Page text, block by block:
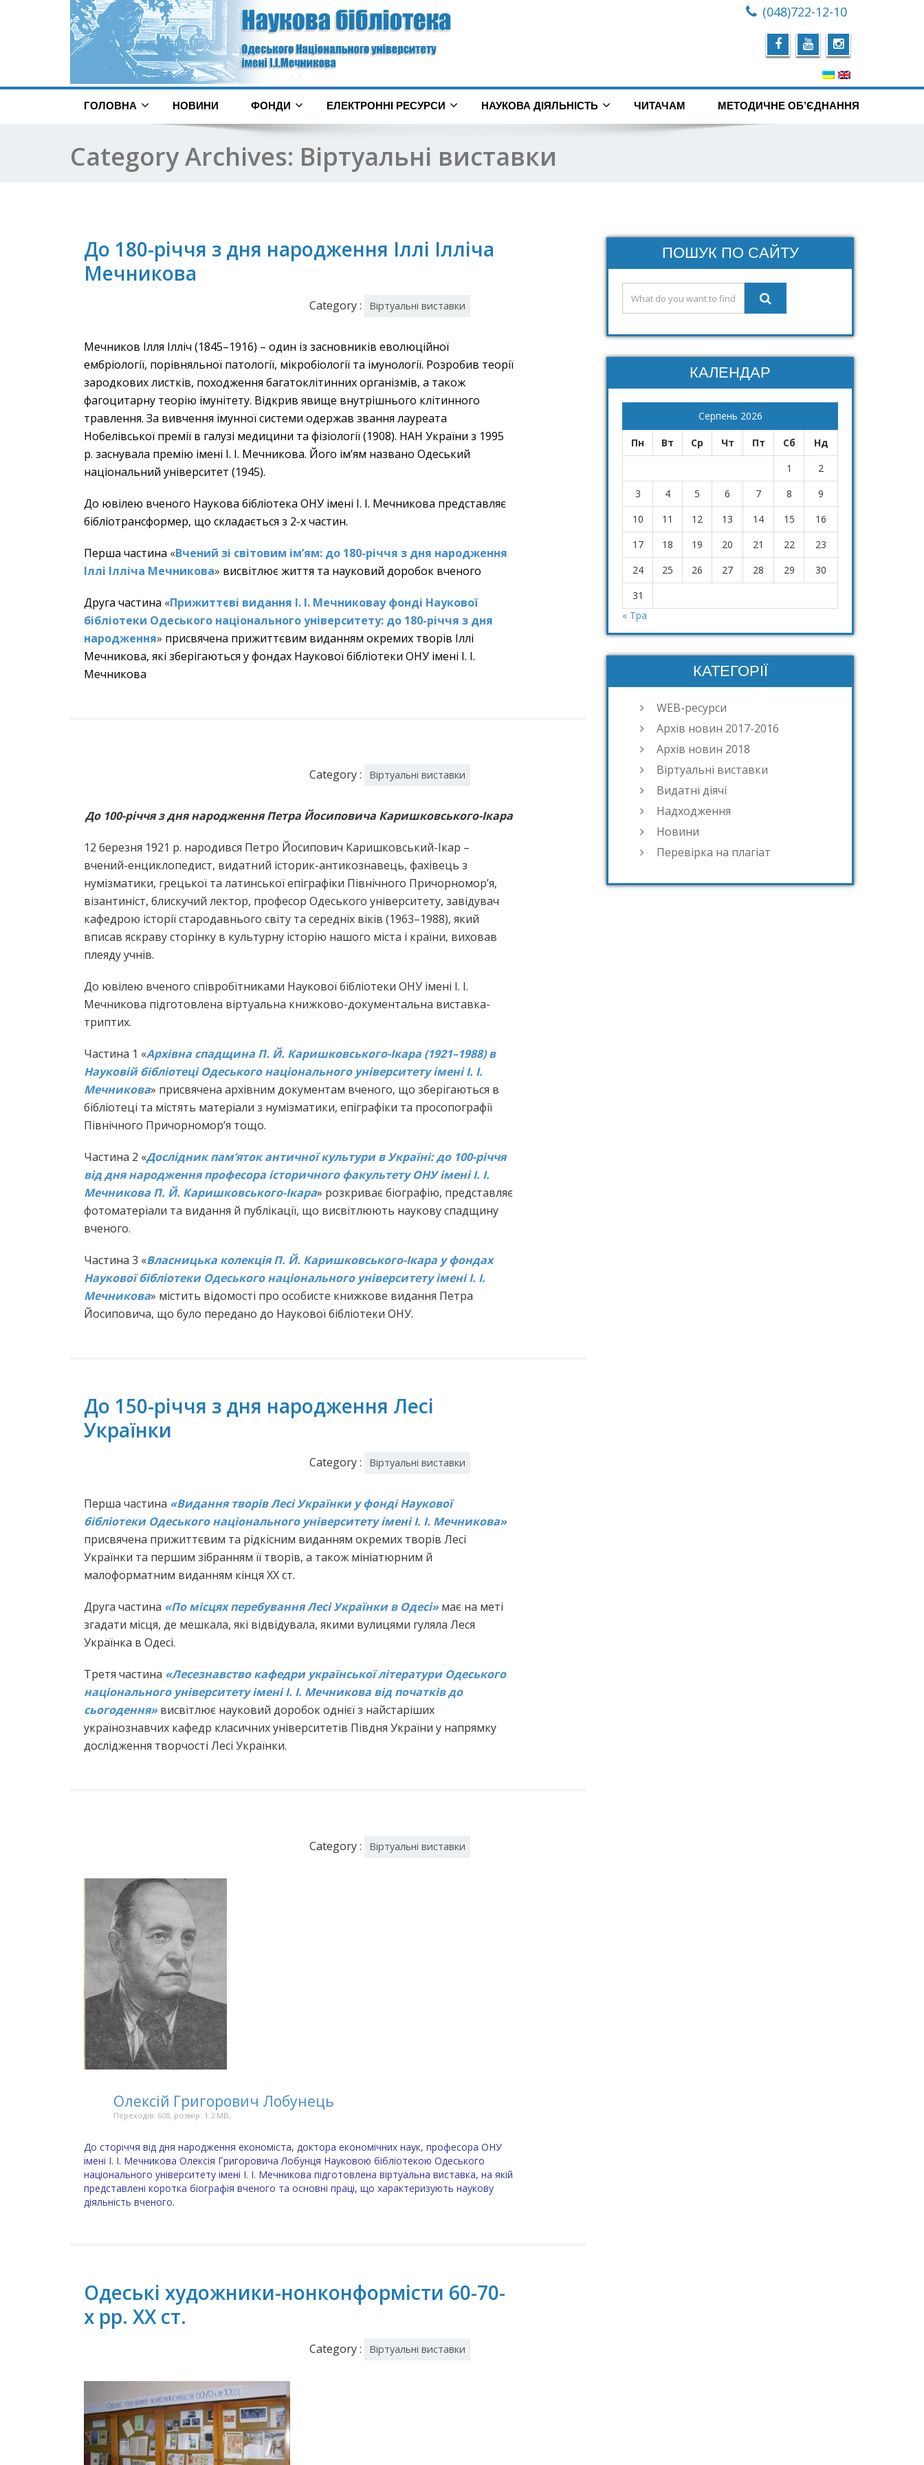
(048)722-12-10
ГОЛОВНА НОВИНИ ФОНДИ ЕЛЕКТРОННІ РЕСУРСИ НАУКОВА ДІЯЛЬНІСТЬ ЧИТАЧАМ МЕТОДИЧНЕ ОБ’ЄДНАННЯ
Category Archives: Віртуальні виставки
До 180-річчя з дня народження Іллі Ілліча
Мечникова
Category : Віртуальні виставки
Мечников Ілля Ілліч (1845–1916) – один із засновників еволюційної
ембріології, порівняльної патології, мікробіології та імунології. Розробив теорії
зародкових листків, походження багатоклітинних організмів, а також
фагоцитарну теорію імунітету. Відкрив явище внутрішнього клітинного
травлення. За вивчення імунної системи одержав звання лауреата
Нобелівської премії в галузі медицини та фізіології (1908). НАН України з 1995
р. заснувала премію імені І. І. Мечникова. Його ім’ям названо Одеський
національний університет (1945).
До ювілею вченого Наукова бібліотека ОНУ імені І. І. Мечникова представляє
бібліотрансформер, що складається з 2-х частин.
Перша частина «Вчений зі світовим ім’ям: до 180-річчя з дня народження
Іллі Ілліча Мечникова» висвітлює життя та науковий доробок вченого
Друга частина «Прижиттєві видання І. І. Мечниковау фонді Наукової
бібліотеки Одеського національного університету: до 180-річчя з дня
народження» присвячена прижиттєвим виданням окремих творів Іллі
Мечникова, які зберігаються у фондах Наукової бібліотеки ОНУ імені І. І.
Мечникова
Category : Віртуальні виставки
До 100-річчя з дня народження Петра Йосиповича Каришковського-Ікара
12 березня 1921 р. народився Петро Йосипович Каришковський-Ікар –
вчений-енциклопедист, видатний історик-антикознавець, фахівець з
нумізматики, грецької та латинської епіграфіки Північного Причорномор’я,
візантиніст, блискучий лектор, професор Одеського університету, завідувач
кафедрою історії стародавнього світу та середніх віків (1963–1988), який
вписав яскраву сторінку в культурну історію нашого міста і країни, виховав
плеяду учнів.
До ювілею вченого співробітниками Наукової бібліотеки ОНУ імені І. І.
Мечникова підготовлена віртуальна книжково-документальна виставка-
триптих.
Частина 1 «Архівна спадщина П. Й. Каришковського-Ікара (1921–1988) в
Науковій бібліотеці Одеського національного університету імені І. І.
Мечникова» присвячена архівним документам вченого, що зберігаються в
бібліотеці та містять матеріали з нумізматики, епіграфіки та просопографії
Північного Причорномор’я тощо.
Частина 2 «Дослідник пам’яток античної культури в Україні: до 100-річчя
від дня народження професора історичного факультету ОНУ імені І. І.
Мечникова П. Й. Каришковського-Ікара» розкриває біографію, представляє
фотоматеріали та видання й публікації, що висвітлюють наукову спадщину
вченого.
Частина 3 «Власницька колекція П. Й. Каришковського-Ікара у фондах
Наукової бібліотеки Одеського національного університету імені І. І.
Мечникова» містить відомості про особисте книжкове видання Петра
Йосиповича, що було передано до Наукової бібліотеки ОНУ.
До 150-річчя з дня народження Лесі
Українки
Category : Віртуальні виставки
Перша частина «Видання творів Лесі Українки у фонді Наукової
бібліотеки Одеського національного університету імені І. І. Мечникова»
присвячена прижиттєвим та рідкісним виданням окремих творів Лесі
Українки та першим зібранням її творів, а також мініатюрним й
малоформатним виданням кінця XX ст.
Друга частина «По місцях перебування Лесі Українки в Одесі»має на меті
згадати місця, де мешкала, які відвідувала, якими вулицями гуляла Леся
Українка в Одесі.
Третя частина «Лесезнавство кафедри української літератури Одеського
національного університету імені І. І. Мечникова від початків до
сьогодення»висвітлює науковий доробок однієї з найстаріших
українознавчих кафедр класичних університетів Півдня України у напрямку
дослідження творчості Лесі Українки.
Category : Віртуальні виставки
Олексій Григорович Лобунець
Переходів: 608, розмір: 1.2 MB,
До сторіччя від дня народження економіста, доктора економічних наук, професора ОНУ
імені І. І. Мечникова Олексія Григоровича Лобунця Науковою бібліотекою Одеського
національного університету імені І. І. Мечникова підготовлена віртуальна виставка, на якій
представлені коротка біографія вченого та основні праці, що характеризують наукову
діяльність вченого.
Одеські художники-нонконформісти 60-70-
х рр. ХХ ст.
Category : Віртуальні виставки
ПОШУК ПО САЙТУ
КАЛЕНДАР
Серпень 2026
Пн Вт Ср Чт Пт Сб
Нд
1
2
3
4 5 6 7 8
9
10
11 12 13 14 15
16
17
18 19 20 21 22
23
24
25 26 27 28 29
30
31
« Тра
КАТЕГОРІЇ
WEB-ресурси
Архів новин 2017-2016
Архів новин 2018
Віртуальні виставки
Видатні діячі
Надходження
Новини
Перевірка на плагіат